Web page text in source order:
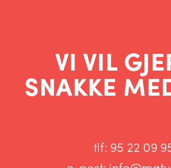
VI VIL
SNAKKE
tlf: 95 22 09